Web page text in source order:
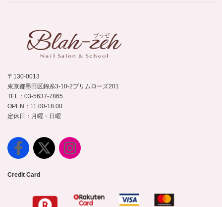
〒130-0013
東京都墨田区錦糸3-10-2プリムローズ201
TEL：03-5637-7865
OPEN：11:00-18:00
定休日：月曜・日曜
Credit Card